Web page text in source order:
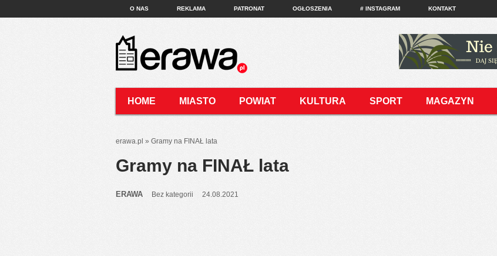
O NAS REKLAMA PATRONAT OGŁOSZENIA # INSTAGRAM KONTAKT
HOME MIASTO POWIAT KULTURA SPORT MAGAZYN
erawa.pl » Gramy na FINAŁ lata
Gramy na FINAŁ lata
ERAWA Bez kategorii 24.08.2021